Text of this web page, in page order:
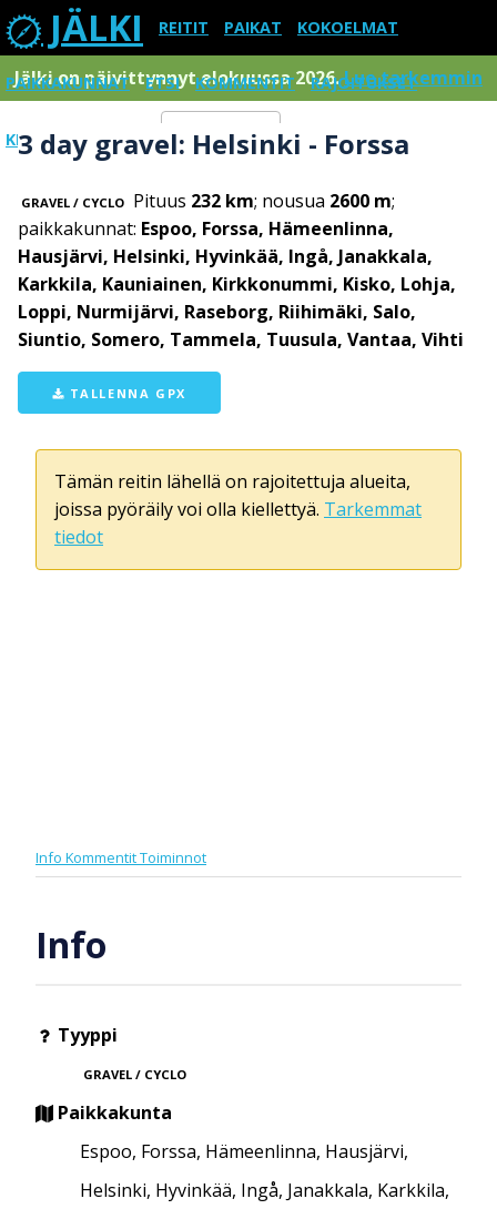
JÄLKI REITIT PAIKAT KOKOELMAT
PAIKKAKUNNAT ETSI KOMMENTIT RAJOITUKSET
KIRJAUDU SISÄÄN Menu
Jälki on päivittynnyt elokuussa 2026.Lue tarkemmin
3 day gravel: Helsinki - Forssa
GRAVEL / CYCLO Pituus 232 km; nousua 2600 m;
paikkakunnat: Espoo, Forssa, Hämeenlinna,
Hausjärvi, Helsinki, Hyvinkää, Ingå, Janakkala,
Karkkila, Kauniainen, Kirkkonummi, Kisko, Lohja,
Loppi, Nurmijärvi, Raseborg, Riihimäki, Salo,
Siuntio, Somero, Tammela, Tuusula, Vantaa, Vihti
TALLENNA GPX
Tämän reitin lähellä on rajoitettuja alueita,
joissa pyöräily voi olla kiellettyä. Tarkemmat
tiedot
Info KommentitToiminnot
Info
Tyyppi
GRAVEL / CYCLO
Paikkakunta
Espoo, Forssa, Hämeenlinna, Hausjärvi,
Helsinki, Hyvinkää, Ingå, Janakkala, Karkkila,